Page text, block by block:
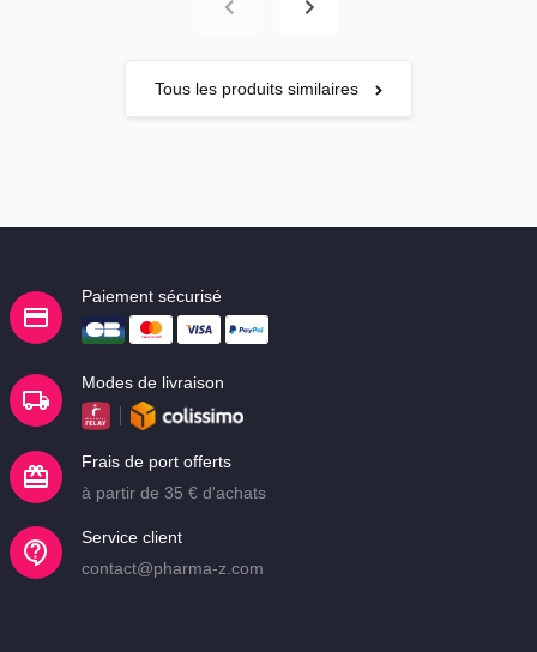
Tous les produits similaires
Paiement sécurisé
Modes de livraison
Frais de port offerts
à partir de 35 € d'achats
Service client
contact@pharma-z.com